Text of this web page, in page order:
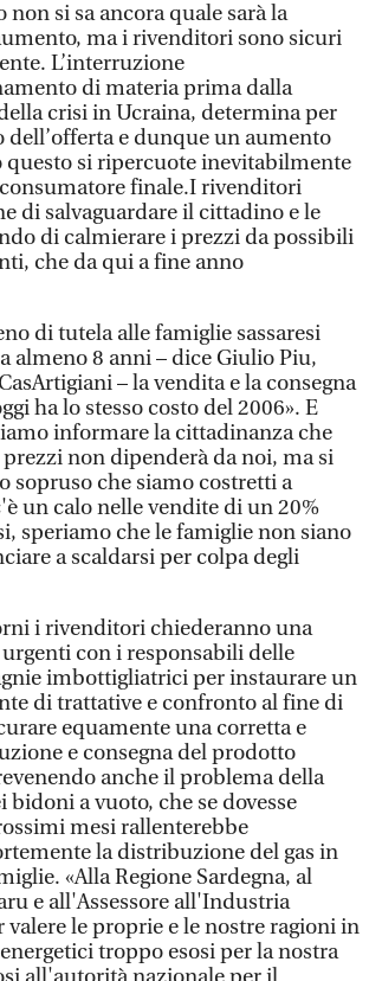
non si sa ancora quale sarà la
ma i rivenditori sono sicuri
L’interruzione
di materia prima dalla
crisi in Ucraina, determina per
dell’offerta e dunque un aumento
questo si ripercuote inevitabilmente
finale.I rivenditori
di salvaguardare il cittadino e le
di calmierare i prezzi da possibili
che da qui a fine anno
di tutela alle famiglie sassaresi
almeno 8 anni – dice Giulio Piu,
– la vendita e la consegna
ha lo stesso costo del 2006». E
informare la cittadinanza che
non dipenderà da noi, ma si
sopruso che siamo costretti a
un calo nelle vendite di un 20%
speriamo che le famiglie non siano
a scaldarsi per colpa degli
i rivenditori chiederanno una
con i responsabili delle
imbottigliatrici per instaurare un
di trattative e confronto al fine di
equamente una corretta e
e consegna del prodotto
anche il problema della
bidoni a vuoto, che se dovesse
mesi rallenterebbe
la distribuzione del gas in
«Alla Regione Sardegna, al
e all'Assessore all'Industria
le proprie e le nostre ragioni in
troppo esosi per la nostra